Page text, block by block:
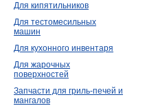
Для кипятильников
Для тестомесильных
машин
Для кухонного инвентаря
Для жарочных
поверхностей
Запчасти для гриль-печей и
мангалов